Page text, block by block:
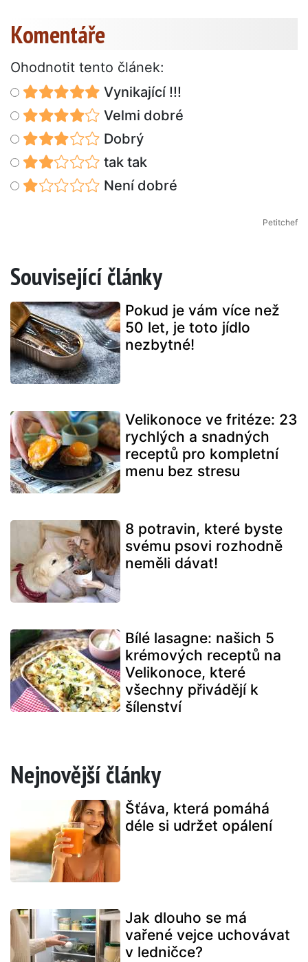
Komentáře
Ohodnotit tento článek:
Vynikající !!!
Velmi dobré
Dobrý
tak tak
Není dobré
Petitchef
Související články
Pokud je vám více než
50 let, je toto jídlo
nezbytné!
Velikonoce ve fritéze: 23
rychlých a snadných
receptů pro kompletní
menu bez stresu
8 potravin, které byste
svému psovi rozhodně
neměli dávat!
Bílé lasagne: našich 5
krémových receptů na
Velikonoce, které
všechny přivádějí k
šílenství
Nejnovější články
Šťáva, která pomáhá
déle si udržet opálení
Jak dlouho se má
vařené vejce uchovávat
v ledničce?